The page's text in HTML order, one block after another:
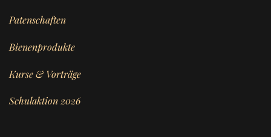
Patenschaften
Bienenprodukte
Kurse & Vorträge
Schulaktion 2026